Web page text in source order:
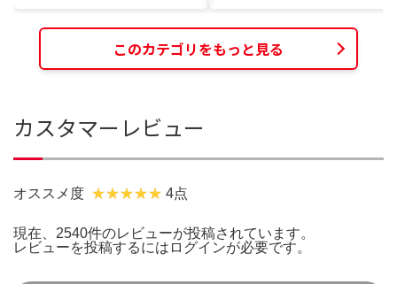
このカテゴリをもっと見る
カスタマーレビュー
オススメ度 4点
現在、2540件のレビューが投稿されています。
レビューを投稿するには ログインが必要です。